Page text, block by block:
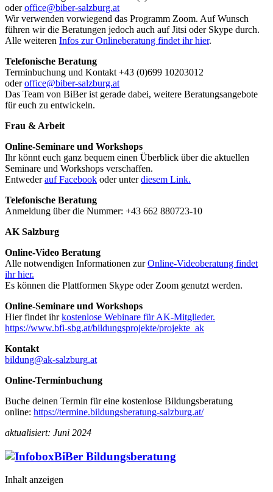
oderoffice@biber-salzburg.at
Wir verwenden vorwiegend das Programm Zoom. Auf Wunsch
führen wir die Beratungen jedoch auch auf Jitsi oder Skype durch.
Alle weiteren Infos zur Onlineberatung findet ihr hier.
Telefonische Beratung
Terminbuchung und Kontakt +43 (0)699 10203012
oderoffice@biber-salzburg.at
Das Team von BiBer ist gerade dabei, weitere Beratungsangebote
für euch zu entwickeln.
Frau & Arbeit
Online-Seminare und Workshops
Ihr könnt euch ganz bequem einen Überblick über die aktuellen
Seminare und Workshops verschaffen.
Entwederauf Facebook oder unterdiesem Link.
Telefonische Beratung
Anmeldung über die Nummer: +43 662 880723-10
AK Salzburg
Online-Video Beratung
Alle notwendigen Informationen zurOnline-Videoberatung findet
ihr hier.
Es können die Plattformen Skype oder Zoom genutzt werden.
Online-Seminare und Workshops
Hier findet ihrkostenlose Webinare für AK-Mitglieder.
https://www.bfi-sbg.at/bildungsprojekte/projekte_ak
Kontakt
bildung@ak-salzburg.at
Online-Terminbuchung
Buche deinen Termin für eine kostenlose Bildungsberatung
online: https://termine.bildungsberatung-salzburg.at/
aktualisiert: Juni 2024
BiBer Bildungsberatung
Inhalt anzeigen